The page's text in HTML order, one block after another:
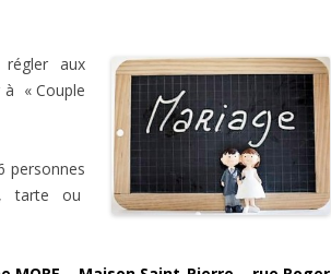
aux
à « Couple
personnes
tarte ou